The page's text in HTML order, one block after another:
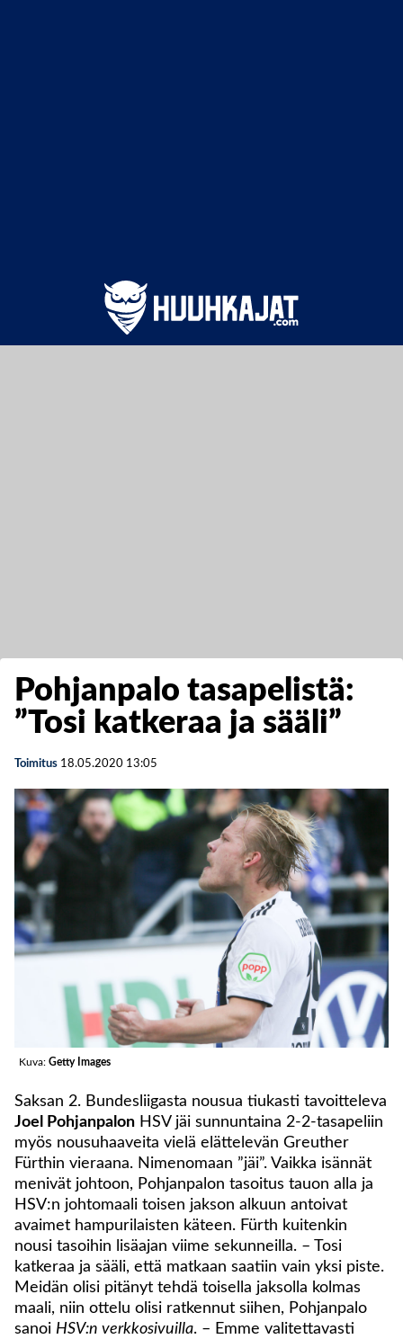
Pohjanpalo tasapelistä:
”Tosi katkeraa ja sääli”
Toimitus 18.05.2020 13:05
Kuva: Getty Images
Saksan 2. Bundesliigasta nousua tiukasti tavoitteleva
Joel Pohjanpalon HSV jäi sunnuntaina 2-2-tasapeliin
myös nousuhaaveita vielä elättelevän Greuther
Fürthin vieraana. Nimenomaan ”jäi”. Vaikka isännät
menivät johtoon, Pohjanpalon tasoitus tauon alla ja
HSV:n johtomaali toisen jakson alkuun antoivat
avaimet hampurilaisten käteen. Fürth kuitenkin
nousi tasoihin lisäajan viime sekunneilla. – Tosi
katkeraa ja sääli, että matkaan saatiin vain yksi piste.
Meidän olisi pitänyt tehdä toisella jaksolla kolmas
maali, niin ottelu olisi ratkennut siihen, Pohjanpalo
sanoi HSV:n verkkosivuilla. – Emme valitettavasti